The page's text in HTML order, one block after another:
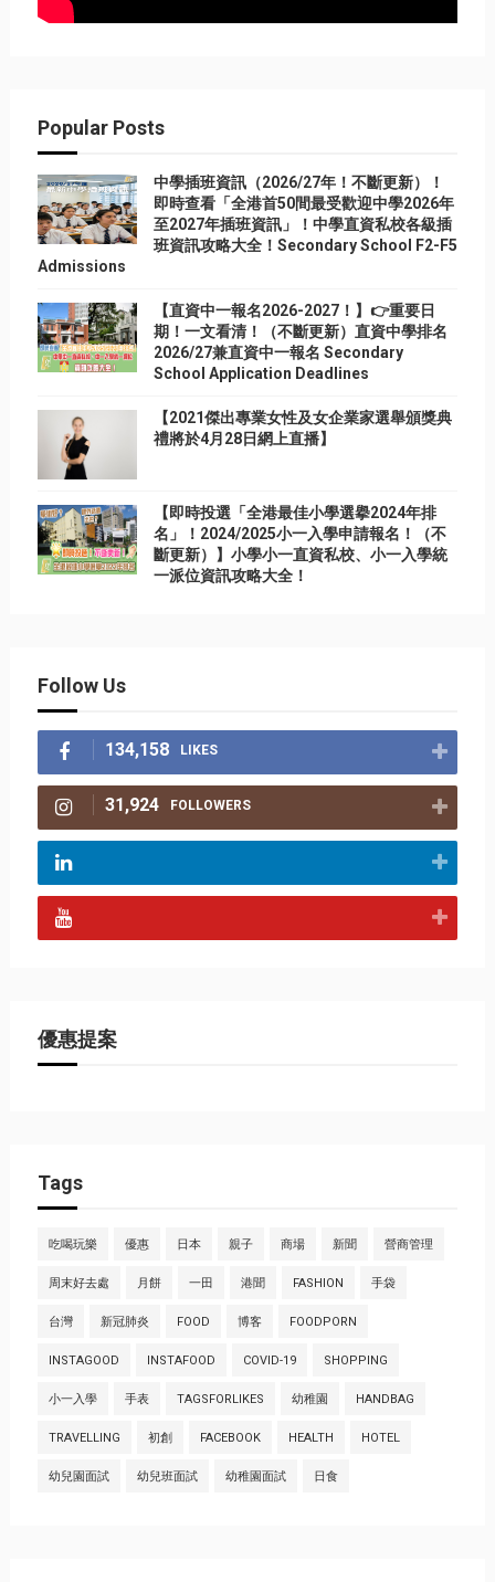
Popular Posts
中學插班資訊（2026/27年！不斷更新）！
即時查看「全港首50間最受歡迎中學2026年
至2027年插班資訊」！中學直資私校各級插
班資訊攻略大全！Secondary School F2-F5
Admissions
【直資中一報名2026-2027！】👉重要日
期！一文看清！（不斷更新）直資中學排名
2026/27兼直資中一報名 Secondary
School Application Deadlines
【2021傑出專業女性及女企業家選舉頒獎典
禮將於4月28日網上直播】
【即時投選「全港最佳小學選擧2024年排
名」！2024/2025小一入學申請報名！（不
斷更新）】小學小一直資私校、小一入學統
一派位資訊攻略大全！
Follow Us
134,158 LIKES
31,924 FOLLOWERS
優惠提案
Tags
吃喝玩樂 優惠 日本 親子 商場 新聞 營商管理
周末好去處 月餅 一田 港聞 FASHION 手袋
台灣 新冠肺炎 FOOD 博客 FOODPORN
INSTAGOOD INSTAFOOD COVID-19 SHOPPING
小一入學 手表 TAGSFORLIKES 幼稚園 HANDBAG
TRAVELLING 初創 FACEBOOK HEALTH HOTEL
幼兒園面試 幼兒班面試 幼稚園面試 日食